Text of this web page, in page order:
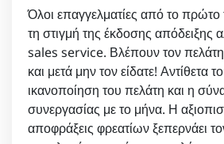
Όλοι επαγγελματίες από το
τη στιγμή της έκδοσης απόδειξης
sales service. Βλέπουν τον
και μετά μην τον είδατε! Αντίθετα
ικανοποίηση του πελάτη και η
συνεργασίας με το μήνα. Η
αποφράξεις φρεατίων ξεπερνάει